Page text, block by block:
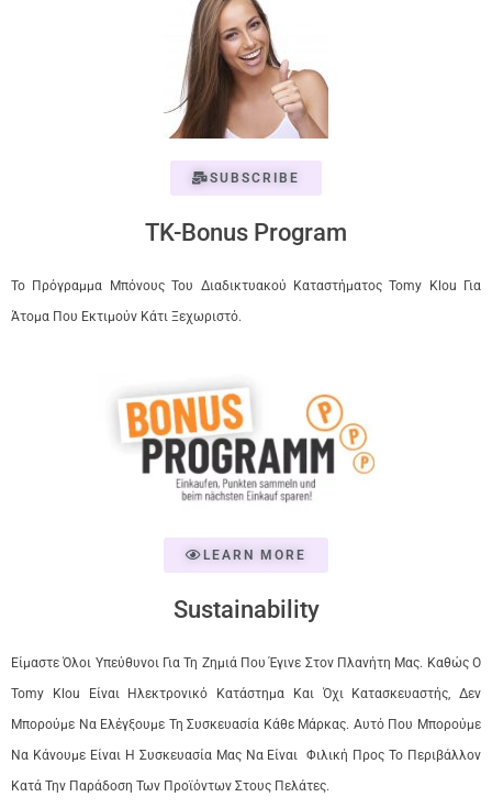
SUBSCRIBE
TK-Bonus Program
Το Πρόγραμμα Μπόνους Του Διαδικτυακού Καταστήματος Tomy Klou Για
Άτομα Που Εκτιμούν Κάτι Ξεχωριστό.
LEARN MORE
Sustainability
Είμαστε Όλοι Υπεύθυνοι Για Τη Ζημιά Που Έγινε Στον Πλανήτη Μας. Καθώς Ο
Tomy Klou Είναι Ηλεκτρονικό Κατάστημα Και Όχι Κατασκευαστής, Δεν
Μπορούμε Να Ελέγξουμε Τη Συσκευασία Κάθε Μάρκας. Αυτό Που Μπορούμε
Να Κάνουμε Είναι Η Συσκευασία Μας Να Είναι Φιλική Προς Το Περιβάλλον
Κατά Την Παράδοση Των Προϊόντων Στους Πελάτες.